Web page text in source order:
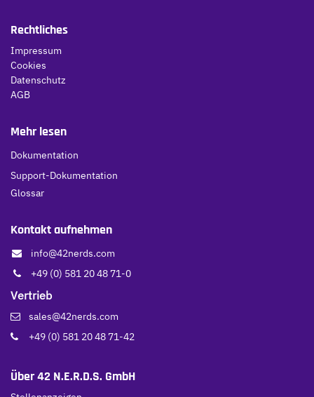
Rechtliches
Impressum
Cookies
Datenschutz
AGB
Mehr lesen
Dokumentation
Support-Dokumentation
Glossar
Kontakt aufnehmen
info@42nerds.com
+49 (0) 581 20 48 71-0
Vertrieb
sales@42nerds.com
+49 (0) 581 20 48 71-42
Über 42 N.E.R.D.S. GmbH